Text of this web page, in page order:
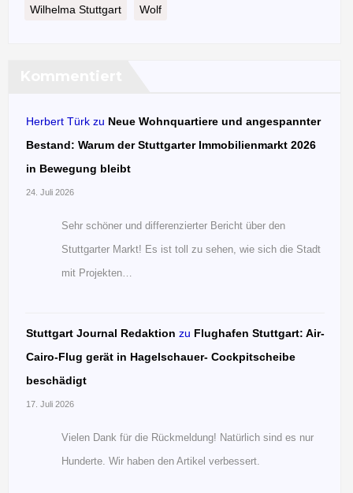
Wilhelma Stuttgart Wolf
Herbert Türk zu Neue Wohnquartiere und angespannter
Bestand: Warum der Stuttgarter Immobilienmarkt 2026
in Bewegung bleibt
24. Juli 2026
Sehr schöner und differenzierter Bericht über den
Stuttgarter Markt! Es ist toll zu sehen, wie sich die Stadt
mit Projekten…
Stuttgart Journal Redaktion zu Flughafen Stuttgart: Air-
Cairo-Flug gerät in Hagelschauer- Cockpitscheibe
beschädigt
17. Juli 2026
Vielen Dank für die Rückmeldung! Natürlich sind es nur
Hunderte. Wir haben den Artikel verbessert.